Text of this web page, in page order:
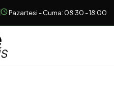
Pazartesi - Cuma: 08:30 - 18:00